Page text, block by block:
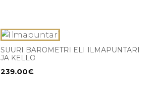
valinnat
tuotteen
sivulla.
SUURI BAROMETRI ELI ILMAPUNTARI
JA KELLO
239.00€